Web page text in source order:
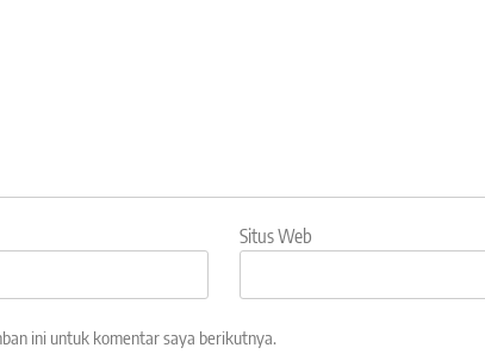
Situs Web
ini untuk komentar saya berikutnya.